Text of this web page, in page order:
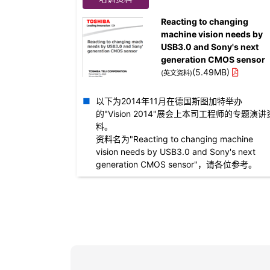
Reacting to changing
machine vision needs by
USB3.0 and Sony's next
generation CMOS sensor
(英文资料)(5.49MB)
以下为2014年11月在德国斯图加特举办
的"Vision 2014"展会上本司工程师的专题演讲
料。
资料名为"Reacting to changing machine
vision needs by USB3.0 and Sony's next
generation CMOS sensor"，请各位参考。